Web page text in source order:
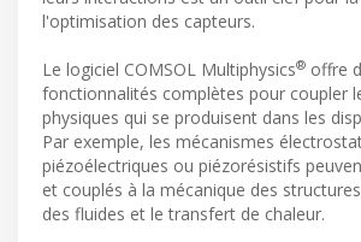
l'optimisation des capteurs.
Le logiciel COMSOL Multiphysics® offre
fonctionnalités complètes pour coupler
physiques qui se produisent dans les
Par exemple, les mécanismes
piézoélectriques ou piézorésistifs
et couplés à la mécanique des
des fluides et le transfert de chaleur.